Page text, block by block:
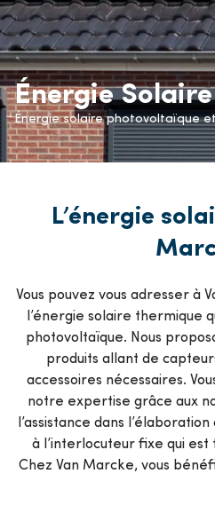
Énergie Solaire
Énergie solaire photovoltaïque
L’énergie
Vous pouvez vous adresser à
l’énergie solaire thermique
photovoltaïque. Nous
produits allant de
accessoires nécessaires.
notre expertise grâce aux
l’assistance dans
à l’interlocuteur fixe qui
Chez Van Marcke, vous